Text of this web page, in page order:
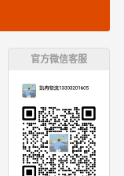
官方微信客服